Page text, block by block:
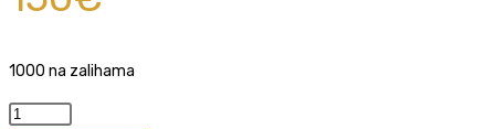
1000 na zalihama
TOYOTA